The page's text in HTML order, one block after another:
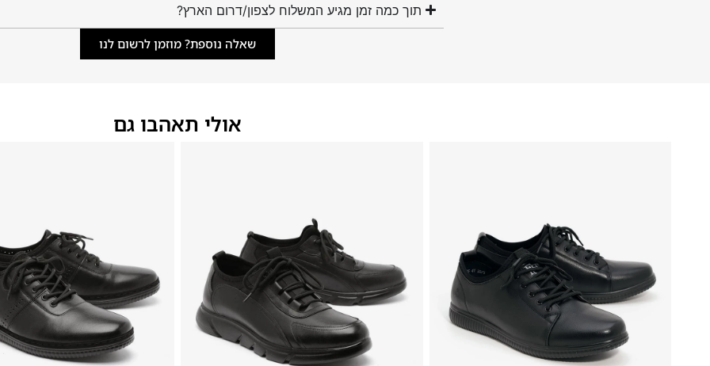
תוך כמה זמן מגיע המשלוח לצפון/דרום הארץ?
שאלה נוספת? מוזמן לרשום לנו
אולי תאהבו גם